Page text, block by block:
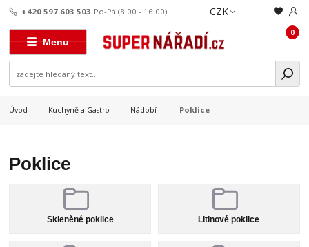
Menu
CZK
+420 597 603 503 Po-Pá (8:00 - 16:00)
0
Úvod Kuchyně a Gastro Nádobí Poklice
Poklice
Skleněné poklice Litinové poklice